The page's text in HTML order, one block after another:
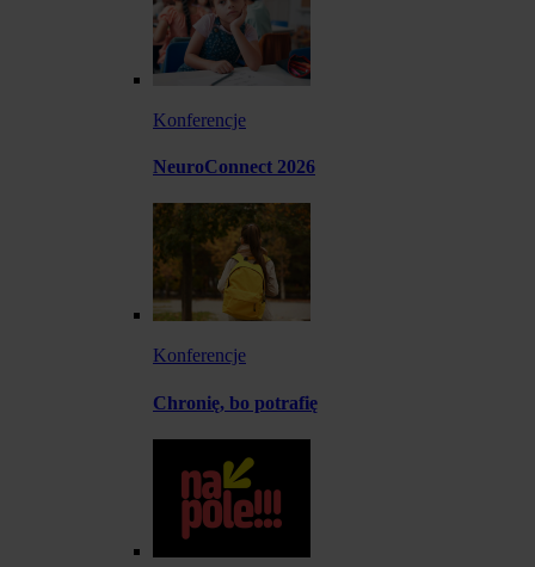
Konferencje
NeuroConnect 2026
Konferencje
Chronię, bo potrafię